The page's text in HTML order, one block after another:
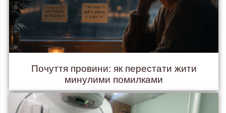
Почуття провини: як перестати жити
минулими помилками